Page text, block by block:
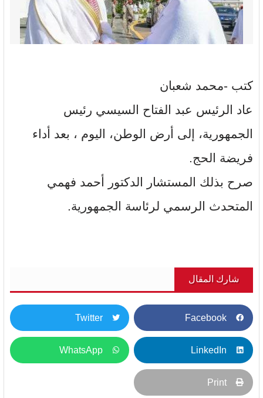
كتب -محمد شعبان
عاد الرئيس عبد الفتاح السيسي رئيس
الجمهورية، إلى أرض الوطن، اليوم ، بعد أداء
فريضة الحج.
صرح بذلك المستشار الدكتور أحمد فهمي
المتحدث الرسمي لرئاسة الجمهورية.
شارك المقال
Facebook
Twitter
LinkedIn
WhatsApp
Print